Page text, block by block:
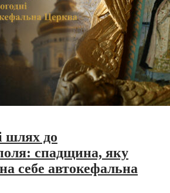
шлях до
спадщина, яку
себе автокефальна